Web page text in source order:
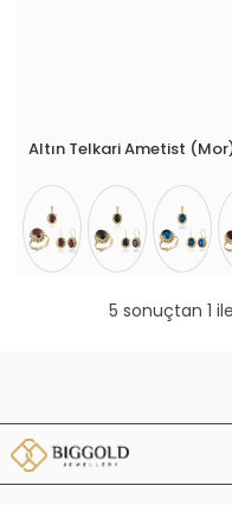
Altın Telkari Ametist
5 sonuçtan 1